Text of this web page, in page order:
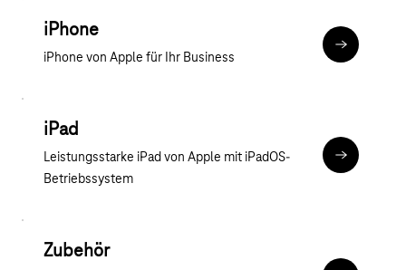
iPhone
iPhone von Apple für Ihr Business Zur iPhone
iPad
Leistungsstarke iPad von Apple mit iPadOS-
Betriebssystem
Zur iPad
Zubehör